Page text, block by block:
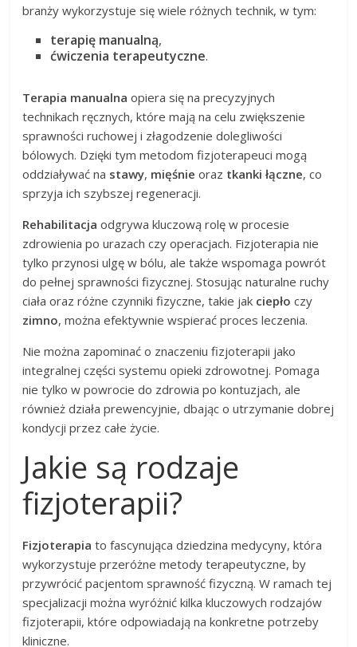
branży wykorzystuje się wiele różnych technik, w tym:
terapię manualną,
ćwiczenia terapeutyczne.
Terapia manualna opiera się na precyzyjnych
technikach ręcznych, które mają na celu zwiększenie
sprawności ruchowej i złagodzenie dolegliwości
bólowych. Dzięki tym metodom fizjoterapeuci mogą
oddziaływać na stawy, mięśnie oraz tkanki łączne, co
sprzyja ich szybszej regeneracji.
Rehabilitacja odgrywa kluczową rolę w procesie
zdrowienia po urazach czy operacjach. Fizjoterapia nie
tylko przynosi ulgę w bólu, ale także wspomaga powrót
do pełnej sprawności fizycznej. Stosując naturalne ruchy
ciała oraz różne czynniki fizyczne, takie jak ciepło czy
zimno, można efektywnie wspierać proces leczenia.
Nie można zapominać o znaczeniu fizjoterapii jako
integralnej części systemu opieki zdrowotnej. Pomaga
nie tylko w powrocie do zdrowia po kontuzjach, ale
również działa prewencyjnie, dbając o utrzymanie dobrej
kondycji przez całe życie.
Jakie są rodzaje
fizjoterapii?
Fizjoterapia to fascynująca dziedzina medycyny, która
wykorzystuje przeróżne metody terapeutyczne, by
przywrócić pacjentom sprawność fizyczną. W ramach tej
specjalizacji można wyróżnić kilka kluczowych rodzajów
fizjoterapii, które odpowiadają na konkretne potrzeby
kliniczne.